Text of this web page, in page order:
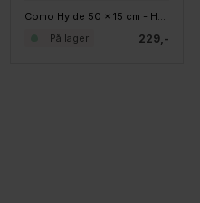
229,-
På lager